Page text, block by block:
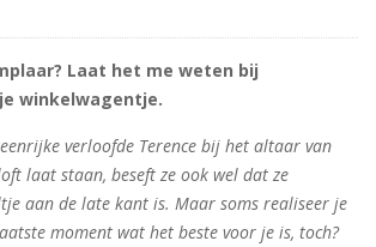
Laat het me weten bij
winkelwagentje.
verloofde Terence bij het altaar van
laat staan, beseft ze ook wel dat ze
aan de late kant is. Maar soms realiseer je
moment wat het beste voor je is, toch?